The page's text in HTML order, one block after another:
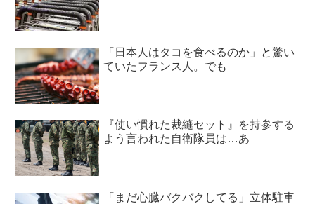
「日本人はタコを食べるのか」と驚い
ていたフランス人。でも
『使い慣れた裁縫セット』を持参する
よう言われた自衛隊員は…あ
「まだ心臓バクバクしてる」立体駐車